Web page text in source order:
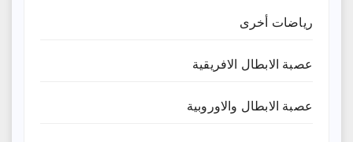
رياضات أخرى
عصبة الابطال الافريقية
عصبة الابطال والاوروبية